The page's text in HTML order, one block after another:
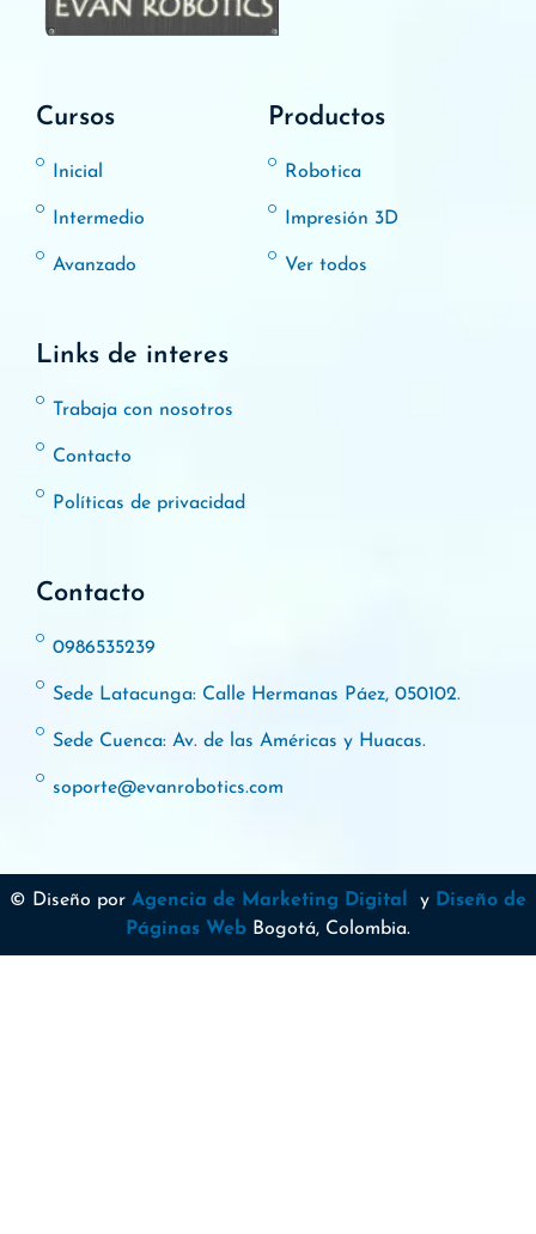
Cursos
Inicial
Intermedio
Avanzado
Productos
Robotica
Impresión 3D
Ver todos
Links de interes
Trabaja con nosotros
Contacto
Políticas de privacidad
Contacto
0986535239
Sede Latacunga: Calle Hermanas Páez, 050102.
Sede Cuenca: Av. de las Américas y Huacas.
soporte@evanrobotics.com
© Diseño por Agencia de Marketing Digital y Diseño de
Páginas Web Bogotá, Colombia.